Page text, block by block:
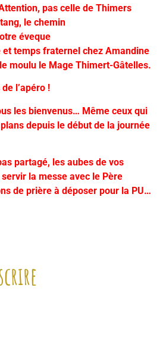
pas celle de Thimers
le chemin
éveque
et temps fraternel chez Amandine
moulu le Mage Thimert-Gâtelles.
l’apéro !
les bienvenus… Même ceux qui
depuis le début de la journée
partagé, les aubes de vos
la messe avec le Père
de prière à déposer pour la PU…